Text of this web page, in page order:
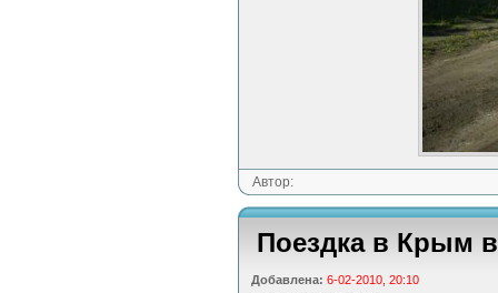
Автор:
Поездка в Крым в
Добавлена: 6-02-2010, 20:10